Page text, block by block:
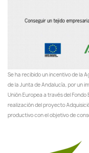
Se ha recibido un incentivo de la
de la Junta de Andalucía, por un
Unión Europea a través del Fondo
realización del proyecto
productivo con el objetivo de